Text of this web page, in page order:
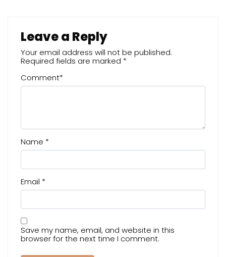
Leave a Reply
Your email address will not be published.
Required fields are marked *
Comment*
Name *
Email *
Save my name, email, and website in this
browser for the next time I comment.